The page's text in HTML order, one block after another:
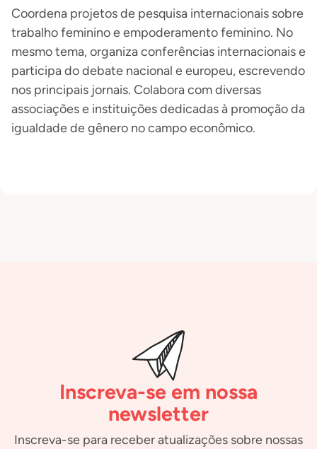
Coordena projetos de pesquisa internacionais sobre
trabalho feminino e empoderamento feminino. No
mesmo tema, organiza conferências internacionais e
participa do debate nacional e europeu, escrevendo
nos principais jornais. Colabora com diversas
associações e instituições dedicadas à promoção da
igualdade de gênero no campo econômico.
Inscreva-se em nossa
newsletter
Inscreva-se para receber atualizações sobre nossas